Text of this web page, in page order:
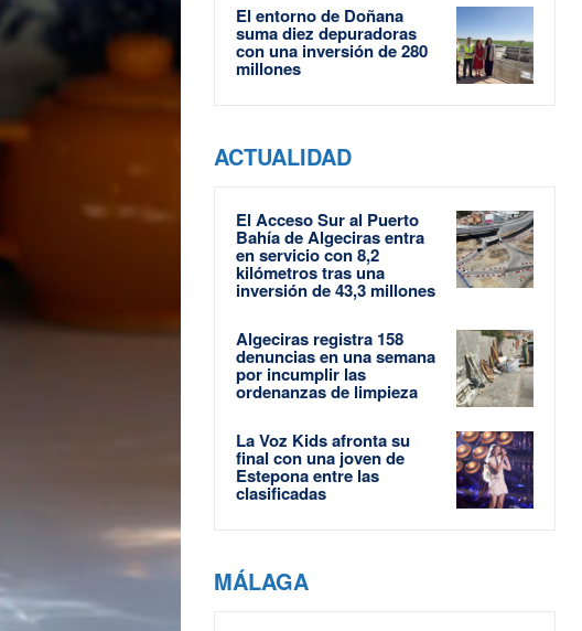
El entorno de Doñana
suma diez depuradoras
con una inversión de 280
millones
ACTUALIDAD
El Acceso Sur al Puerto
Bahía de Algeciras entra
en servicio con 8,2
kilómetros tras una
inversión de 43,3 millones
Algeciras registra 158
denuncias en una semana
por incumplir las
ordenanzas de limpieza
La Voz Kids afronta su
final con una joven de
Estepona entre las
clasificadas
MÁLAGA